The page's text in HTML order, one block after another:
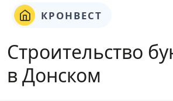
КРОНВЕСТ
Строительство
в Донском